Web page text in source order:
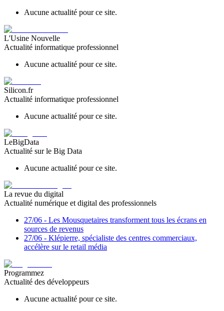
Aucune actualité pour ce site.
L'Usine Nouvelle
Actualité informatique professionnel
Aucune actualité pour ce site.
Silicon.fr
Actualité informatique professionnel
Aucune actualité pour ce site.
LeBigData
Actualité sur le Big Data
Aucune actualité pour ce site.
La revue du digital
Actualité numérique et digital des professionnels
27/06 - Les Mousquetaires transforment tous les écrans en
sources de revenus
27/06 - Klépierre, spécialiste des centres commerciaux,
accélère sur le retail média
Programmez
Actualité des développeurs
Aucune actualité pour ce site.